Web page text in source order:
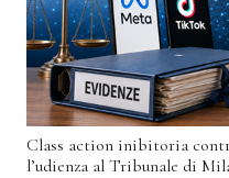
Class action inibitoria
l’udienza al Tribunale di